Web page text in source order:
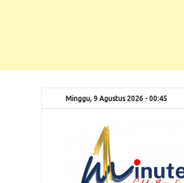
Minggu, 9 Agustus 2026 - 00:45